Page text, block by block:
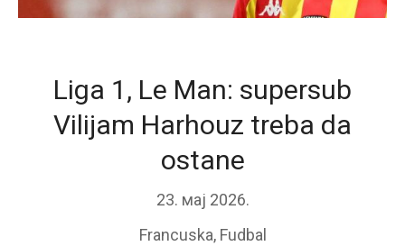
Liga 1, Le Man: supersub
Vilijam Harhouz treba da
ostane
23. мај 2026.
Francuska, Fudbal